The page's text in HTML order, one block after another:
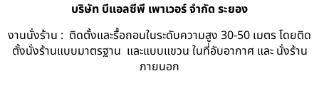
บริษัท บีแอลซีพี เพาเวอร์ จำกัด ระยอง
งานนั่งร้าน : ติดตั้งและรื้อถอนในระดับความสูง 30-50 เมตร โดยติด
ตั้งนั่งร้านแบบมาตรฐาน และแบบแขวน ในที่อับอากาศ และ นั่งร้าน
ภายนอก